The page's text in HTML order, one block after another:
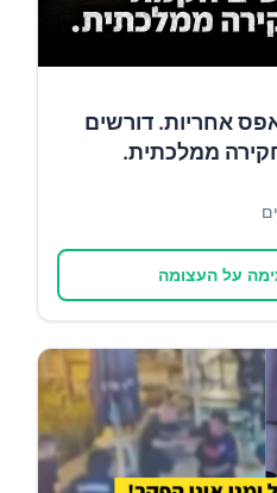
אפס אחריות. דורשים
ממלכתית.
על העצומה